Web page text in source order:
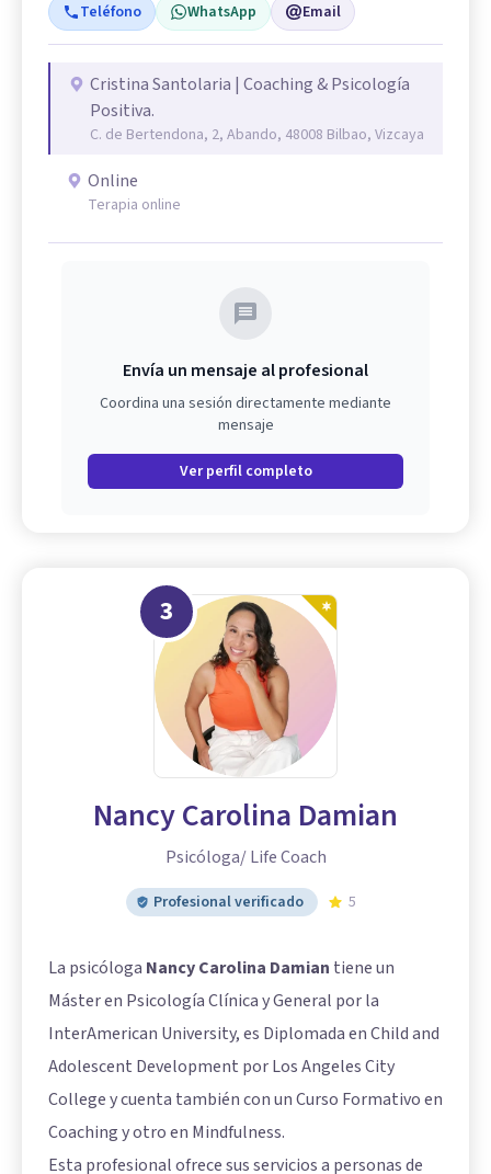
Teléfono WhatsApp Email
Cristina Santolaria | Coaching & Psicología
Positiva.
C. de Bertendona, 2, Abando, 48008 Bilbao, Vizcaya
Online
Terapia online
Envía un mensaje al profesional
Coordina una sesión directamente mediante
mensaje
Ver perfil completo
3
Nancy Carolina Damian
Psicóloga/ Life Coach
Profesional verificado 5
La psicóloga Nancy Carolina Damian tiene un
Máster en Psicología Clínica y General por la
InterAmerican University, es Diplomada en Child and
Adolescent Development por Los Angeles City
College y cuenta también con un Curso Formativo en
Coaching y otro en Mindfulness.
Esta profesional ofrece sus servicios a personas de